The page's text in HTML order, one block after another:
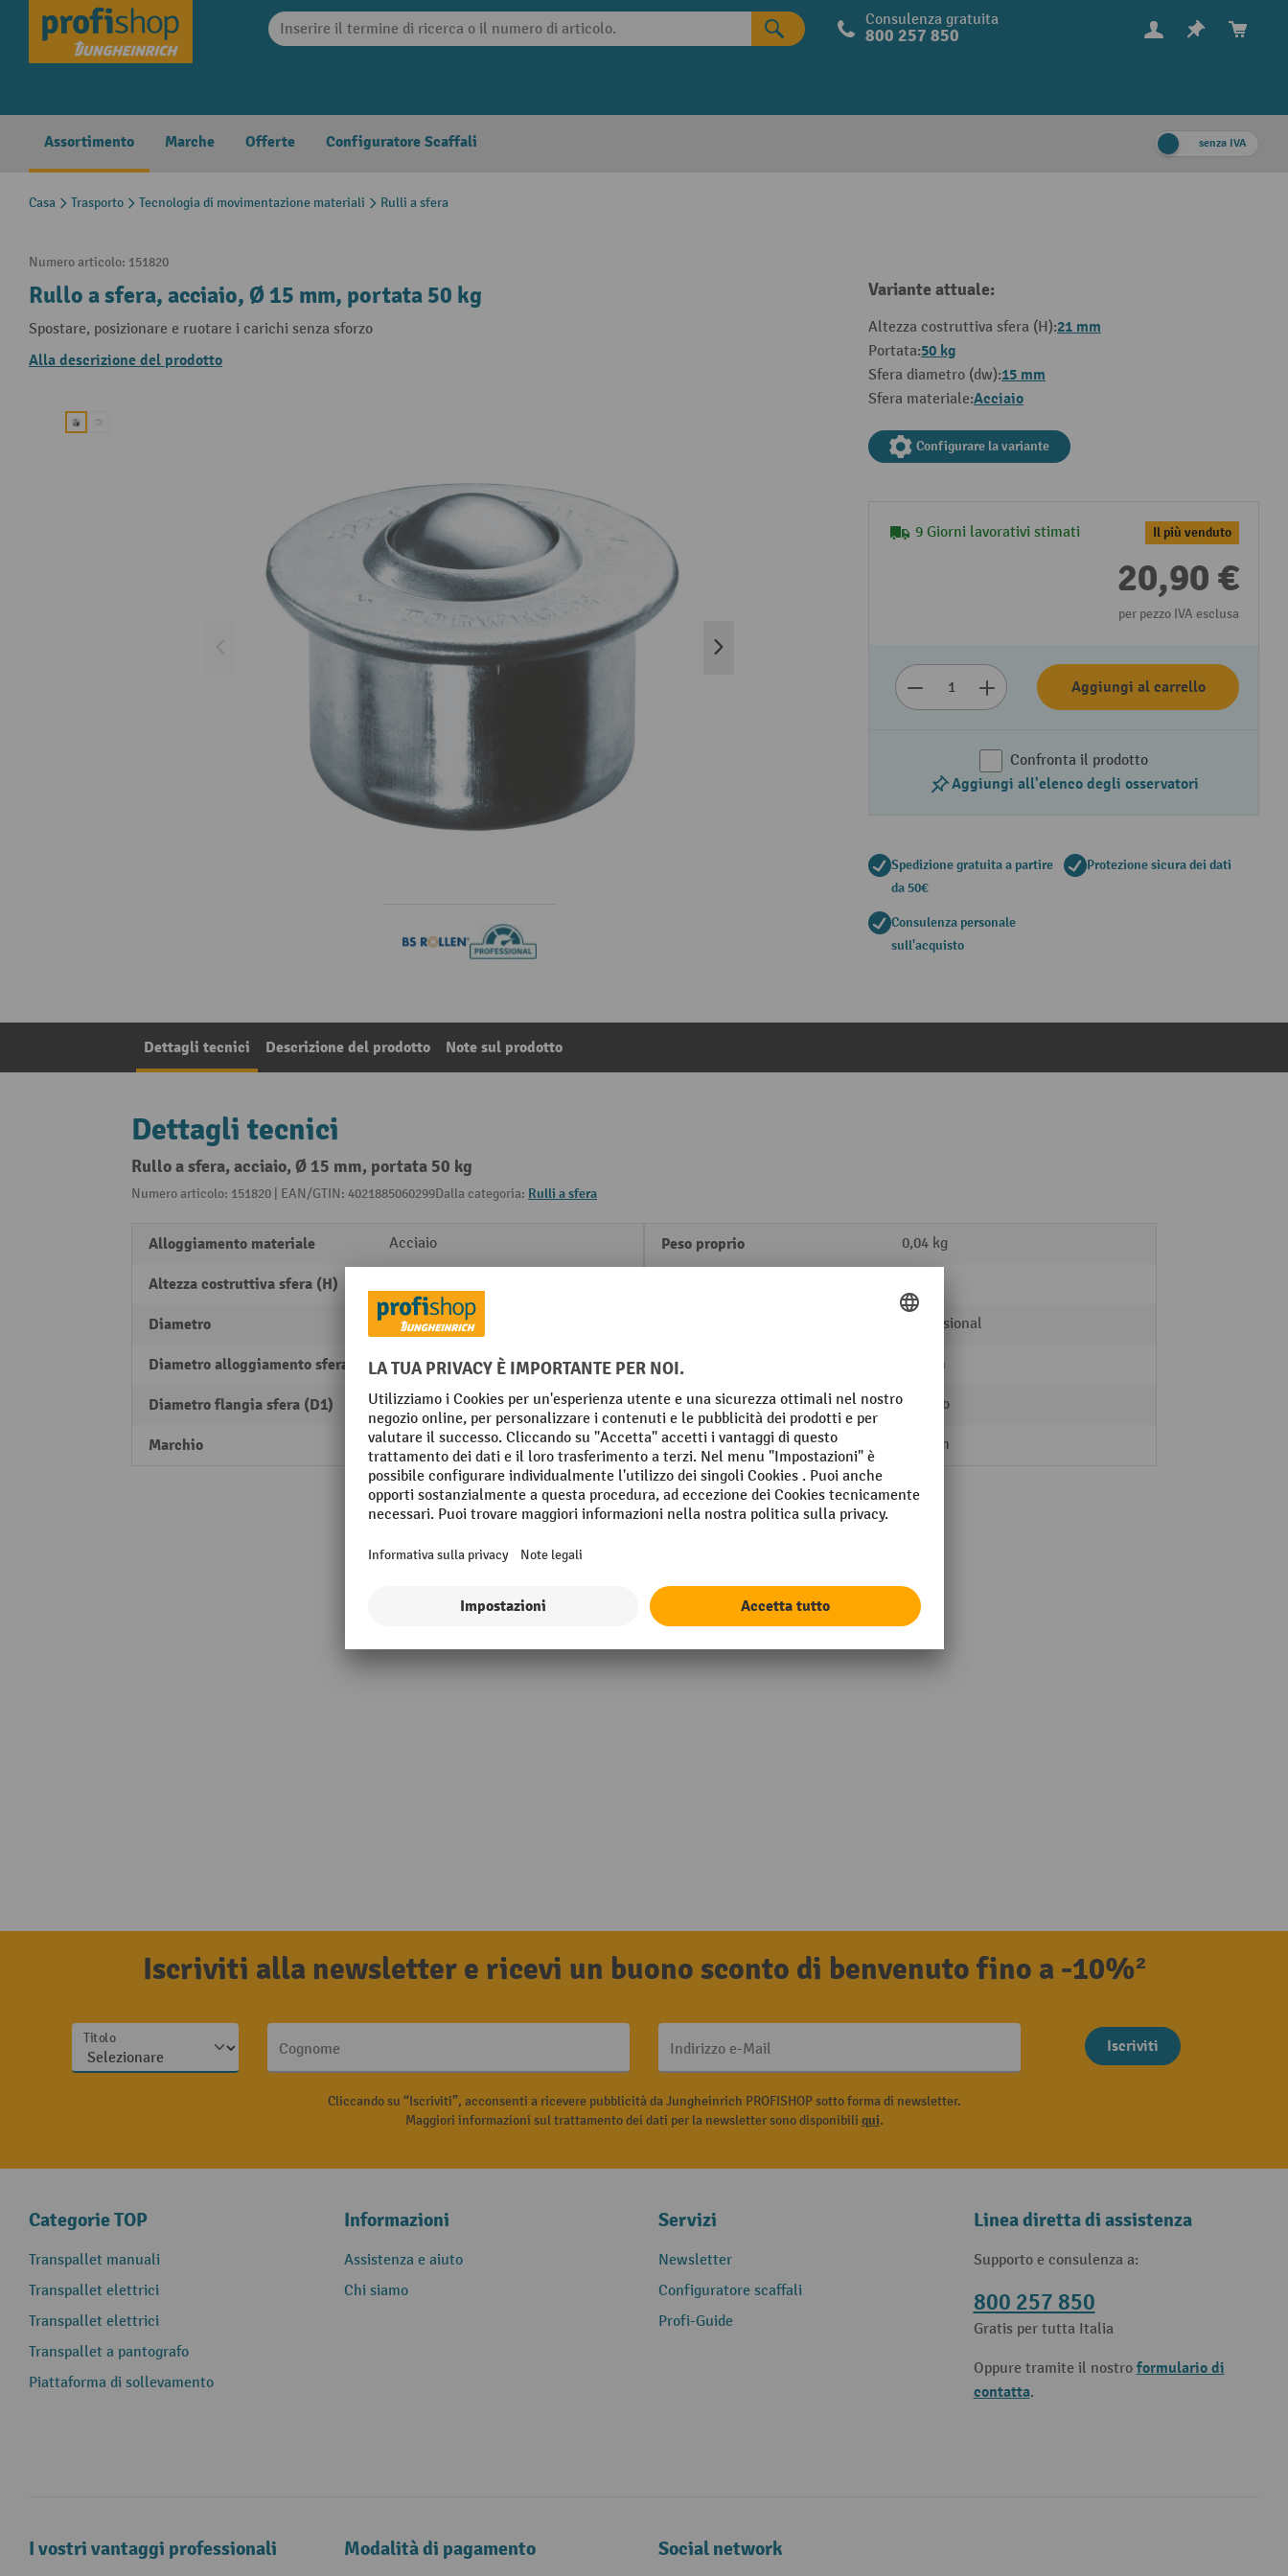
Skip to main navigation Consulenza gratuita
800 257 850
Assortimento Marche Offerte Configuratore Scaffali senza IVA
Casa Trasporto Tecnologia di movimentazione materiali Rulli a sfera
Numero articolo: 151820
Rullo a sfera, acciaio, Ø 15 mm, portata 50 kg
Spostare, posizionare e ruotare i carichi senza sforzo
Alla descrizione del prodotto
Variante attuale:
Altezza costruttiva sfera (H):21 mm
Portata:50 kg
Sfera diametro (dw):15 mm
Sfera materiale:Acciaio
Configurare la variante
9 Giorni lavorativi stimati Il più venduto
20,90 €
per pezzo IVA esclusa
Aggiungi al carrello
Confronta il prodotto
Aggiungi all'elenco degli osservatori
Spedizione gratuita a partire
da 50€
Protezione sicura dei dati
Consulenza personale
sull'acquisto
Dettagli tecnici Descrizione del prodotto Note sul prodotto
Dettagli tecnici
Rullo a sfera, acciaio, Ø 15 mm, portata 50 kg
Numero articolo: 151820 | EAN/GTIN: 4021885060299Dalla categoria: Rulli a sfera
Alloggiamento materiale Acciaio
Altezza costruttiva sfera (H)
Diametro 15 mm
Diametro alloggiamento sfera (D) 24 mm
Diametro flangia sfera (D1) 31 mm
Marchio BS ROLLEN
Peso proprio 0,04 kg
Professional
Sfera diametro (dw) 15 mm
Sfera materiale Acciaio
Uscita rulli sfera (h) 9.5 mm
Mostra tutti i dettagli tecnici
Iscriviti alla newsletter e ricevi un buono sconto di benvenuto fino a -10%²
Titolo
Cognome Indirizzo e-Mail Iscriviti
Cliccando su “Iscriviti”, acconsenti a ricevere pubblicità da Jungheinrich PROFISHOP sotto forma di newsletter.
Maggiori informazioni sul trattamento dei dati per la newsletter sono disponibili qui.
Categorie TOP
Transpallet manuali
Transpallet elettrici
Transpallet elettrici
Transpallet a pantografo
Piattaforma di sollevamento
Informazioni
Assistenza e aiuto
Chi siamo
Servizi
Newsletter
Configuratore scaffali
Profi-Guide
Linea diretta di assistenza
Supporto e consulenza a:
800 257 850
Gratis per tutta Italia
Oppure tramite il nostro formulario di
contatta.
I vostri vantaggi professionali Modalità di pagamento Social network